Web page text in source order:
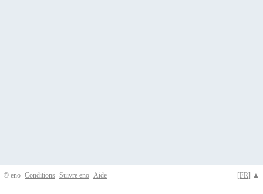
© eno [FR] ▲
Conditions Suivre eno Aide